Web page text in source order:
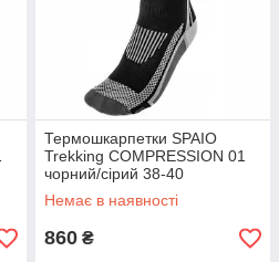
Термошкарпетки SPAIO
Trekking COMPRESSION 01
чорний/сірий 38-40
(5901282514290)
Немає в наявності
860 ₴